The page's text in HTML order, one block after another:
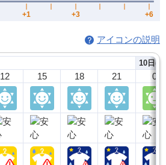
アイコンの説明
12 15 18 21
10日(
0